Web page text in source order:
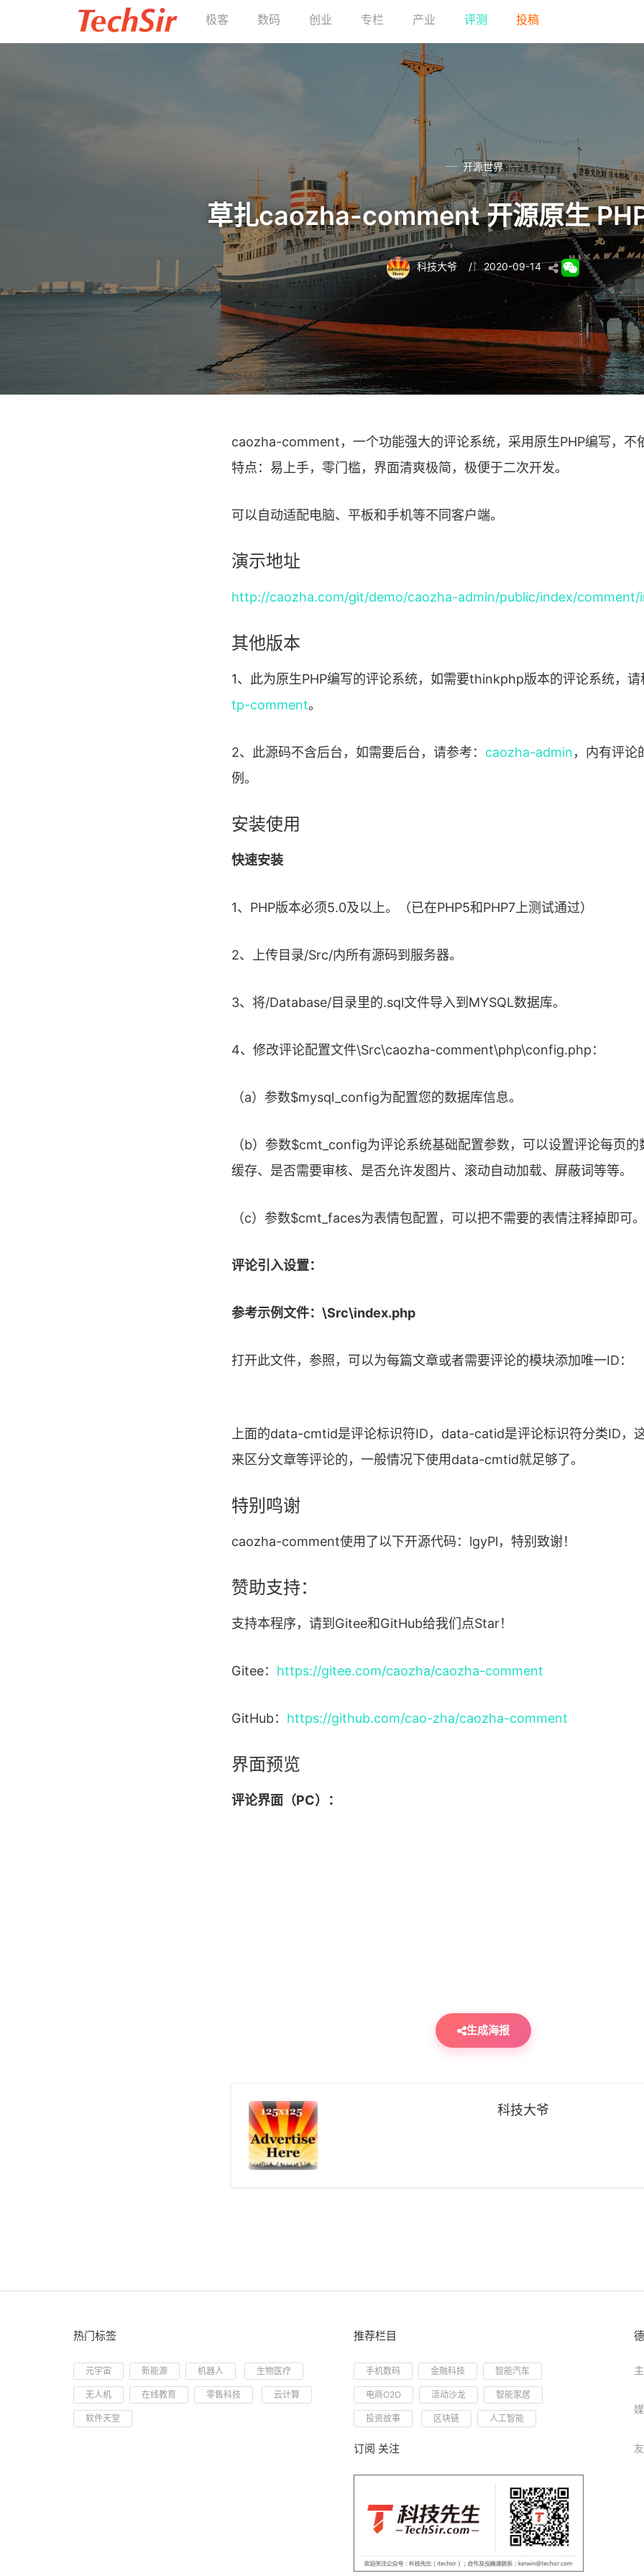
极客 数码 创业 专栏 产业 评测 投稿
开源世界
草扎caozha-comment 开源原生
科技大爷 / 2020-09-14
caozha-comment，一个功能强大的评论系统，采用原生PHP编写，不
特点：易上手，零门槛，界面清爽极简，极便于二次开发。
可以自动适配电脑、平板和手机等不同客户端。
演示地址
http://caozha.com/git/demo/caozha-admin/public/index/comment/
其他版本
1、此为原生PHP编写的评论系统，如需要thinkphp版本的评论系统，请
tp-comment。
2、此源码不含后台，如需要后台，请参考： caozha-admin，内有评论
例。
安装使用
快速安装
1、PHP版本必须5.0及以上。（已在PHP5和PHP7上测试通过）
2、上传目录/Src/内所有源码到服务器。
3、将/Database/目录里的.sql文件导入到MYSQL数据库。
4、修改评论配置文件\Src\caozha-comment\php\config.php：
（a）参数$mysql_config为配置您的数据库信息。
（b）参数$cmt_config为评论系统基础配置参数，可以设置评论每页的
缓存、是否需要审核、是否允许发图片、滚动自动加载、屏蔽词等等。
（c）参数$cmt_faces为表情包配置，可以把不需要的表情注释掉即可。
评论引入设置：
参考示例文件：\Src\index.php
打开此文件，参照，可以为每篇文章或者需要评论的模块添加唯一ID：
上面的data-cmtid是评论标识符ID，data-catid是评论标识符分类ID，
来区分文章等评论的，一般情况下使用data-cmtid就足够了。
特别鸣谢
caozha-comment使用了以下开源代码：lgyPl，特别致谢！
赞助支持：
支持本程序，请到Gitee和GitHub给我们点Star！
Gitee： https://gitee.com/caozha/caozha-comment
GitHub： https://github.com/cao-zha/caozha-comment
界面预览
评论界面（PC）：
生成海报
科技大爷
热门标签
元宇宙 新能源 机器人 生物医疗
无人机 在线教育 零售科技 云计算
软件天堂
推荐栏目
手机数码 金融科技 智能汽车
电商O2O 活动沙龙 智能家居
投资故事 区块链 人工智能
订阅 关注